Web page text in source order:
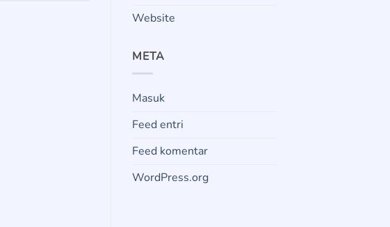
Website
META
Masuk
Feed entri
Feed komentar
WordPress.org